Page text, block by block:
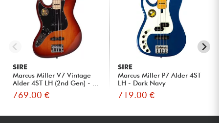
SIRE
Marcus Miller V7 Vintage
Alder 4ST LH (2nd Gen) - ...
769.00 €
SIRE
Marcus Miller P7 Alder 4ST
LH - Dark Navy
719.00 €